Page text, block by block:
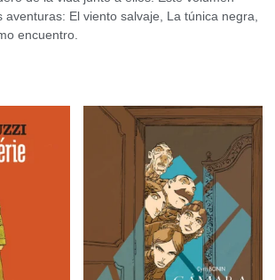
aventuras: El viento salvaje, La túnica negra,
encuentro.